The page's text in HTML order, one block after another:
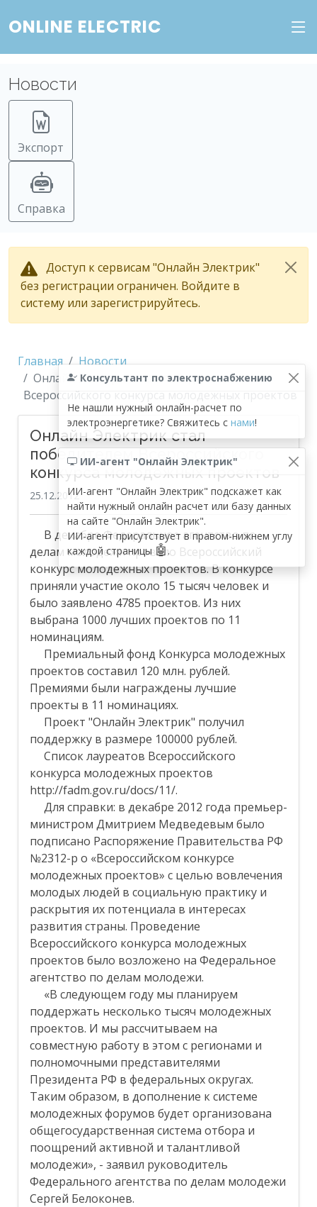
ONLINE ELECTRIC
Новости
Экспорт
Справка
Доступ к сервисам "Онлайн Электрик"
без регистрации ограничен. Войдите в
систему или зарегистрируйтесь.
Консультант по электроснабжению
Не нашли нужный онлайн-расчет по
электроэнергетике? Свяжитесь с нами!
ИИ-агент "Онлайн Электрик"
ИИ-агент "Онлайн Электрик" подскажет как
найти нужный онлайн расчет или базу данных
на сайте "Онлайн Электрик".
ИИ-агент присутствует в правом-нижнем углу
каждой страницы🤖.
Главная
Новости
Онлайн Электрик стал победителем
Всероссийского конкурса молодежных проектов
Онлайн Электрик стал
победителем Всероссийского
конкурса молодежных проектов
25.12.2012
В декабре Федеральное агентство по
делам молодежи провело Всероссийский
конкурс молодежных проектов. В конкурсе
приняли участие около 15 тысяч человек и
было заявлено 4785 проектов. Из них
выбрана 1000 лучших проектов по 11
номинациям.
Премиальный фонд Конкурса молодежных
проектов составил 120 млн. рублей.
Премиями были награждены лучшие
проекты в 11 номинациях.
Проект "Онлайн Электрик" получил
поддержку в размере 100000 рублей.
Список лауреатов Всероссийского
конкурса молодежных проектов
http://fadm.gov.ru/docs/11/.
Для справки: в декабре 2012 года премьер-
министром Дмитрием Медведевым было
подписано Распоряжение Правительства РФ
№2312-р о «Всероссийском конкурсе
молодежных проектов» с целью вовлечения
молодых людей в социальную практику и
раскрытия их потенциала в интересах
развития страны. Проведение
Всероссийского конкурса молодежных
проектов было возложено на Федеральное
агентство по делам молодежи.
«В следующем году мы планируем
поддержать несколько тысяч молодежных
проектов. И мы рассчитываем на
совместную работу в этом с регионами и
полномочными представителями
Президента РФ в федеральных округах.
Таким образом, в дополнение к системе
молодежных форумов будет организована
общегосударственная система отбора и
поощрений активной и талантливой
молодежи», - заявил руководитель
Федерального агентства по делам молодежи
Сергей Белоконев.